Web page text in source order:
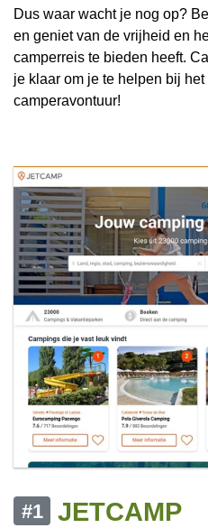
Dus waar wacht je nog op?
en geniet van de vrijheid en
camperreis te bieden heeft.
je klaar om je te helpen bij
camperavontuur!
#1 JETCAMP